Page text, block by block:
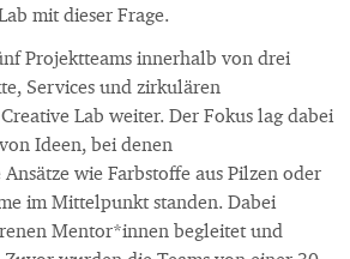
mit dieser Frage.
Projektteams innerhalb von drei
Services und zirkulären
Lab weiter. Der Fokus lag dabei
Ideen, bei denen
wie Farbstoffe aus Pilzen oder
im Mittelpunkt standen. Dabei
Mentor*innen begleitet und